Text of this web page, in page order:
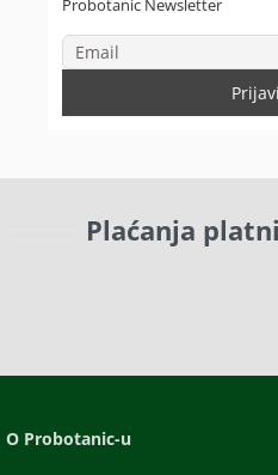
Plaćanja
O Probotanic-u